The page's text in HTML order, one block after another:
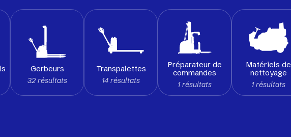
vie durable et fiable au sein de vos entrepôts et usines.
Gerbeurs
32 résultats
Transpalettes
14 résultats
Préparateur de
commandes
1 résultats
Matériels de
nettoyage
1 résultats